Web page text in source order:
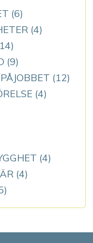
(6)
(4)
(9)
PÅJOBBET (12)
(4)
(4)
(4)